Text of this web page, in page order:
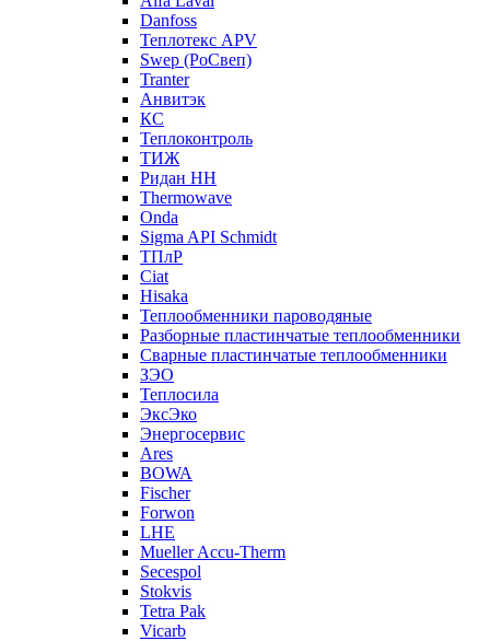
Danfoss
Теплотекс APV
Swep (РоСвеп)
Tranter
Анвитэк
КС
Теплоконтроль
ТИЖ
Ридан НН
Thermowave
Onda
Sigma API Schmidt
ТПлР
Ciat
Hisaka
Теплообменники пароводяные
Разборные пластинчатые теплообменники
Сварные пластинчатые теплообменники
ЗЭО
Теплосила
ЭксЭко
Энергосервис
Ares
BOWA
Fischer
Forwon
LHE
Mueller Accu-Therm
Secespol
Stokvis
Tetra Pak
Vicarb